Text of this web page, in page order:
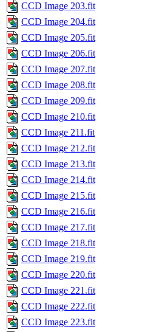
CCD Image 203.fit
CCD Image 204.fit
CCD Image 205.fit
CCD Image 206.fit
CCD Image 207.fit
CCD Image 208.fit
CCD Image 209.fit
CCD Image 210.fit
CCD Image 211.fit
CCD Image 212.fit
CCD Image 213.fit
CCD Image 214.fit
CCD Image 215.fit
CCD Image 216.fit
CCD Image 217.fit
CCD Image 218.fit
CCD Image 219.fit
CCD Image 220.fit
CCD Image 221.fit
CCD Image 222.fit
CCD Image 223.fit